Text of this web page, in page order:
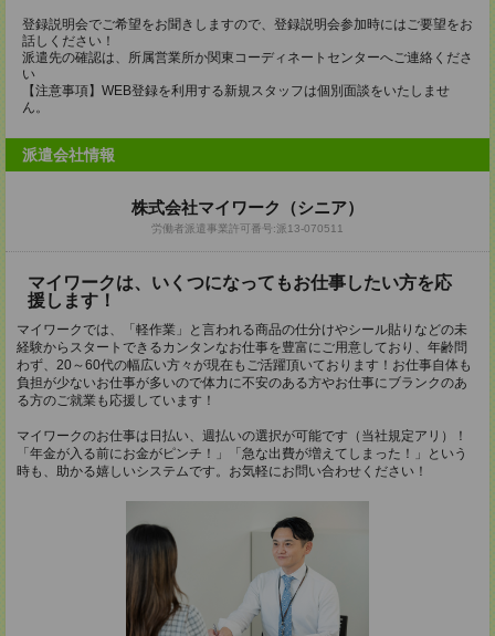
登録説明会でご希望をお聞きしますので、登録説明会参加時にはご要望をお
話しください！
派遣先の確認は、所属営業所か関東コーディネートセンターへご連絡くださ
い
【注意事項】WEB登録を利用する新規スタッフは個別面談をいたしませ
ん。
派遣会社情報
株式会社マイワーク（シニア）
労働者派遣事業許可番号:派13-070511
マイワークは、いくつになってもお仕事したい方を応
援します！
マイワークでは、「軽作業」と言われる商品の仕分けやシール貼りなどの未
経験からスタートできるカンタンなお仕事を豊富にご用意しており、年齢問
わず、20～60代の幅広い方々が現在もご活躍頂いております！お仕事自体も
負担が少ないお仕事が多いので体力に不安のある方やお仕事にブランクのあ
る方のご就業も応援しています！
マイワークのお仕事は日払い、週払いの選択が可能です（当社規定アリ）！
「年金が入る前にお金がピンチ！」「急な出費が増えてしまった！」という
時も、助かる嬉しいシステムです。お気軽にお問い合わせください！